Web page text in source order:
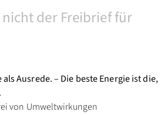
der Freibrief für
Ausrede. – Die beste Energie ist die,
von Umweltwirkungen